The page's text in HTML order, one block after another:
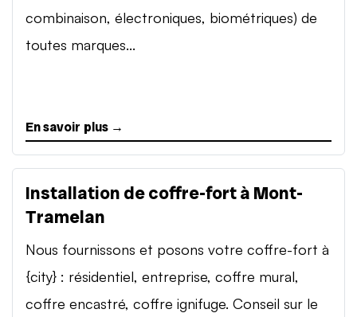
combinaison, électroniques, biométriques) de
toutes marques...
En savoir plus →
Installation de coffre-fort à Mont-
Tramelan
Nous fournissons et posons votre coffre-fort à
{city} : résidentiel, entreprise, coffre mural,
coffre encastré, coffre ignifuge. Conseil sur le